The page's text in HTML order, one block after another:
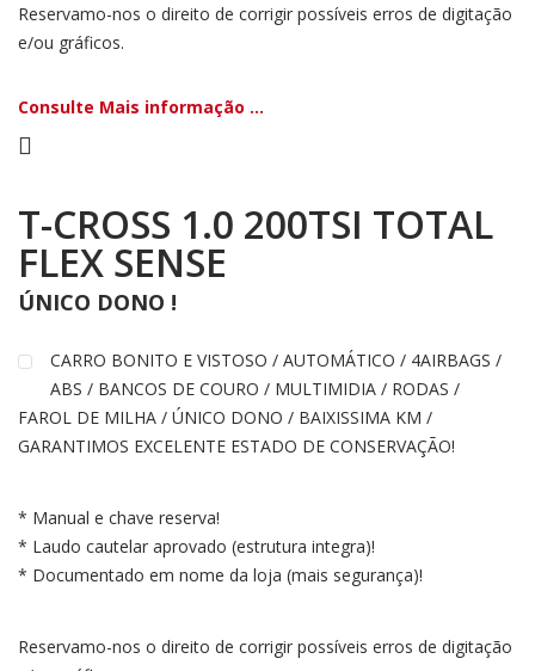
Reservamo-nos o direito de corrigir possíveis erros de digitação
e/ou gráficos.
Consulte Mais informação ...
T-CROSS 1.0 200TSI TOTAL
FLEX SENSE
ÚNICO DONO !
CARRO BONITO E VISTOSO / AUTOMÁTICO / 4AIRBAGS /
ABS / BANCOS DE COURO / MULTIMIDIA / RODAS /
FAROL DE MILHA / ÚNICO DONO / BAIXISSIMA KM /
GARANTIMOS EXCELENTE ESTADO DE CONSERVAÇÃO!
* Manual e chave reserva!
* Laudo cautelar aprovado (estrutura integra)!
* Documentado em nome da loja (mais segurança)!
Reservamo-nos o direito de corrigir possíveis erros de digitação